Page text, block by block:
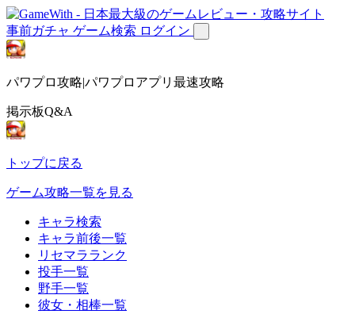
事前ガチャ ゲーム検索 ログイン
パワプロ攻略|パワプロアプリ最速攻略
掲示板Q&A
トップに戻る
ゲーム攻略一覧を見る
キャラ検索
キャラ前後一覧
リセマラランク
投手一覧
野手一覧
彼女・相棒一覧